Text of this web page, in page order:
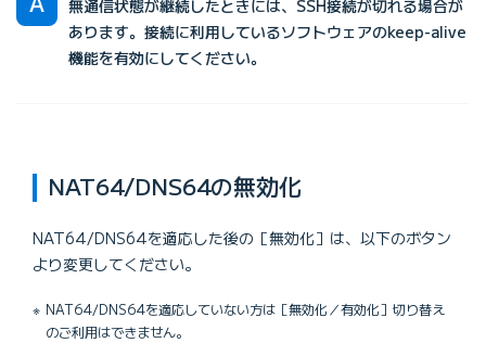
無通信状態が継続したときには、SSH接続が切れる場合が
あります。接続に利用しているソフトウェアのkeep-alive
機能を有効にしてください。
NAT64/DNS64の無効化
NAT64/DNS64を適応した後の［無効化］は、以下のボタン
より変更してください。
NAT64/DNS64を適応していない方は［無効化／有効化］切り替え
のご利用はできません。